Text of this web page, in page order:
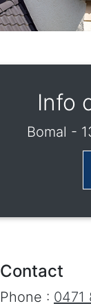
Info
Bomal -
Contact
Phone : 0471